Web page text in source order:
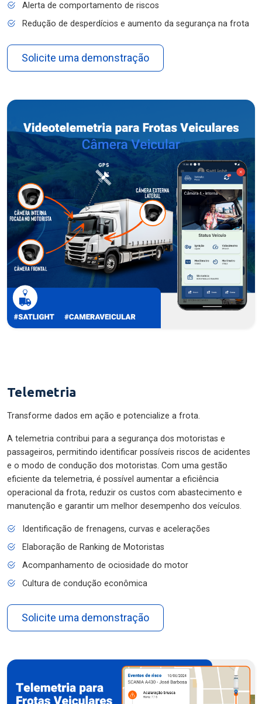
Alerta de comportamento de riscos
Redução de desperdícios e aumento da segurança na frota
Solicite uma demonstração
Telemetria
Transforme dados em ação e potencialize a frota.
A telemetria contribui para a segurança dos motoristas e
passageiros, permitindo identificar possíveis riscos de acidentes
e o modo de condução dos motoristas. Com uma gestão
eficiente da telemetria, é possível aumentar a eficiência
operacional da frota, reduzir os custos com abastecimento e
manutenção e garantir um melhor desempenho dos veículos.
Identificação de frenagens, curvas e acelerações
Elaboração de Ranking de Motoristas
Acompanhamento de ociosidade do motor
Cultura de condução econômica
Solicite uma demonstração